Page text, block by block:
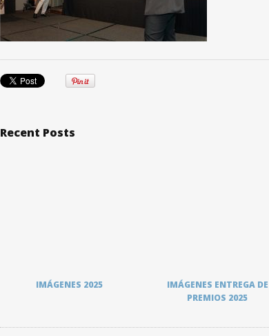
Recent Posts
IMÁGENES 2025
IMÁGENES ENTREGA DE
PREMIOS 2025